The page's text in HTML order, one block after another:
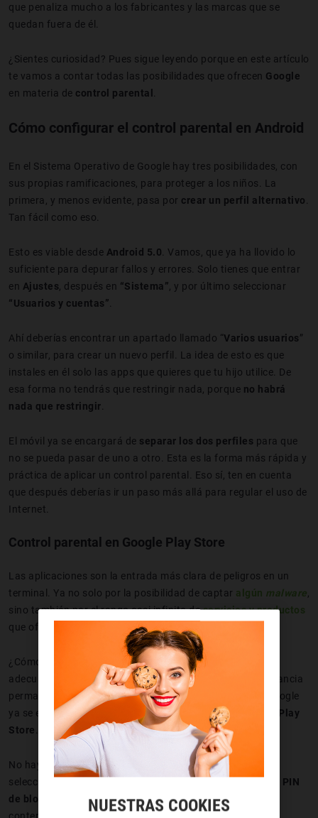
que penaliza mucho a los fabricantes y las marcas que se
quedan fuera de él.
¿Sientes curiosidad? Pues sigue leyendo porque en este artículo
te vamos a contar todas las posibilidades que ofrecen Google
en materia de control parental
Cómo configurar el control parental en Android
En el Sistema Operativo de Google hay tres posibilidades, con
sus propias ramificaciones, para proteger a los niños. La
primera, y menos evidente, pasa por crear un perfil alternativo
Tan fácil como eso.
Esto es viable desde Android 5.0 . Vamos, que ya ha llovido lo
suficiente para depurar fallos y errores. Solo tienes que entrar
en Ajustes , después en “Sistema” , y por último seleccionar
“Usuarios y cuentas”
Ahí deberías encontrar un apartado llamado “Varios usuarios”
o similar, para crear un nuevo perfil. La idea de esto es que
instales en él solo las apps que quieres que tu hijo utilice. De
esa forma no tendrás que restringir nada, porque no habrá
nada que restringir
El móvil ya se encargará de separar los dos perfiles para que
no se pueda pasar de uno a otro. Esta es la forma más rápida y
práctica de aplicar un control parental. Eso sí, ten en cuenta
que después deberías ir un paso más allá para regular el uso de
Internet.
Control parental en Google Play Store
Las aplicaciones son la entrada más clara de peligros en un
terminal. Ya no solo por la posibilidad de captar algún malware
sino también por el rango casi infinito deservicios y productos
que ofrecen.
¿Cómo saber que el niño se está descargando una app
adecuada? Si se plantea así, a menos que exista una vigilancia
permanente, resulta prácticamente imposible. Por eso Google
ya se encarga de incluir
ajustes específicos en la propia Play
Store
No hay más que entrar en el menú Ajustes de la tienda,
seleccionar el apartado “
PIN
de bloqueo
. En este punto podrás escoger qué apps y
contenido bloquear:NUESTRAS COOKIES